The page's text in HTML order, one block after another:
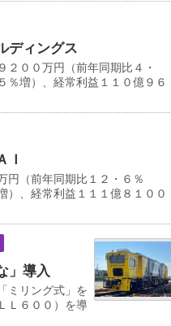
ディングス
００万円（前年同期比４・
％増）、経常利益１１０億９６
円（前年同期比１２・６％
）、経常利益１１１億８１００
」導入
ミリング式」を
Ｌ６００）を導